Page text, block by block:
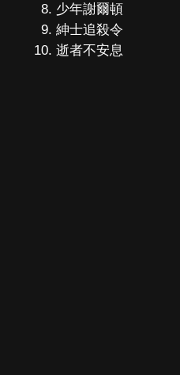
少年謝爾頓
紳士追殺令
逝者不安息